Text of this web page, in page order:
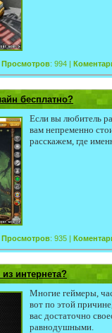
Просмотров: 994 |
бесплатно?
Если вы любитель
вам непременно
расскажем, где
Просмотров: 935 |
интернета?
Многие геймеры,
вот по этой
вас достаточно
равнодушными.